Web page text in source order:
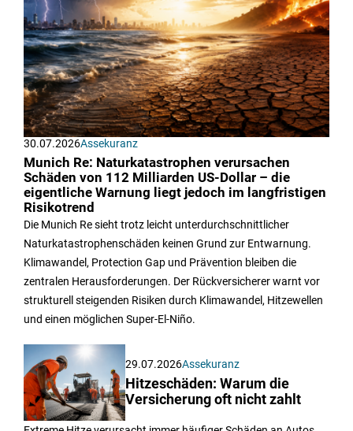
30.07.2026Assekuranz
Munich Re: Naturkatastrophen verursachen
Schäden von 112 Milliarden US-Dollar – die
eigentliche Warnung liegt jedoch im langfristigen
Risikotrend
Die Munich Re sieht trotz leicht unterdurchschnittlicher
Naturkatastrophenschäden keinen Grund zur Entwarnung.
Klimawandel, Protection Gap und Prävention bleiben die
zentralen Herausforderungen. Der Rückversicherer warnt vor
strukturell steigenden Risiken durch Klimawandel, Hitzewellen
und einen möglichen Super-El-Niño.
29.07.2026Assekuranz
Hitzeschäden: Warum die
Versicherung oft nicht zahlt